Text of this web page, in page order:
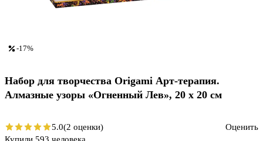
-17%
Набор для творчества Origami Арт-терапия.
Алмазные узоры «Огненный Лев», 20 х 20 см
5.0(2 оценки)
Оценить